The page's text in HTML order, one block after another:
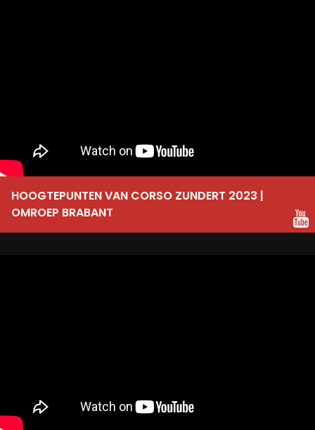
HOOGTEPUNTEN VAN CORSO ZUNDERT 2023 |
OMROEP BRABANT